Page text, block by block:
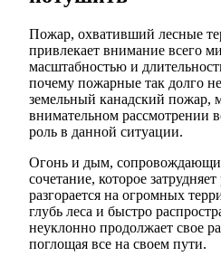
Пожар, охвативший лесные
привлекает внимание всего
масштабностью и
почему пожарные так долго
земельный канадский пожар,
внимательном рассмотрении
роль в данной ситуации.
Огонь и дым,
сочетание, которое
разгорается на огромных
глубь леса и быстро
неуклонно продолжает свое
поглощая все на своем пути.